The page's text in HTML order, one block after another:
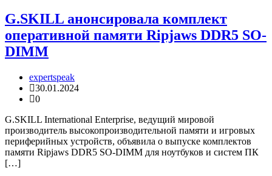
G.SKILL анонсировала комплект
оперативной памяти Ripjaws DDR5 SO-
DIMM
expertspeak
30.01.2024
0
G.SKILL International Enterprise, ведущий мировой
производитель высокопроизводительной памяти и игровых
периферийных устройств, объявила о выпуске комплектов
памяти Ripjaws DDR5 SO-DIMM для ноутбуков и систем ПК
[…]